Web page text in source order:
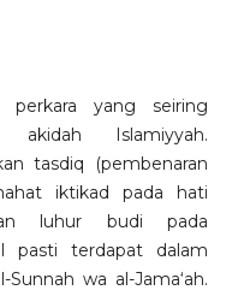
yang seiring
akidah Islamiyyah.
tasdiq (pembenaran
iktikad pada hati
luhur budi pada
pasti terdapat dalam
wa al-Jama‘ah.